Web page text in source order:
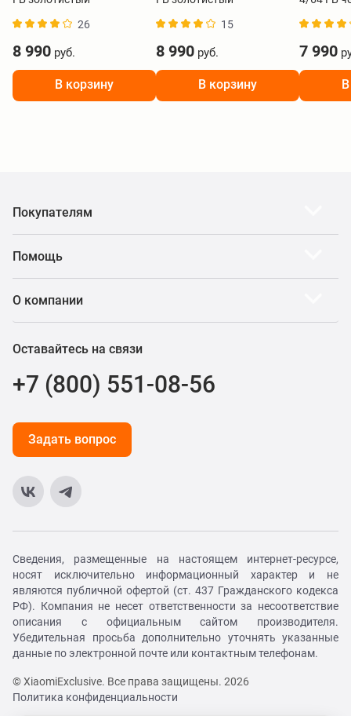
26
8 990 руб.
В корзину
15
8 990 руб.
В корзину
7 990
Покупателям
Помощь
О компании
Оставайтесь на связи
+7 (800) 551-08-56
Задать вопрос
Сведения, размещенные на настоящем интернет-ресурсе,
носят исключительно информационный характер и не
являются публичной офертой (ст. 437 Гражданского кодекса
РФ). Компания не несет ответственности за несоответствие
описания с официальным сайтом производителя.
Убедительная просьба дополнительно уточнять указанные
данные по электронной почте или контактным телефонам.
© XiaomiExclusive. Все права защищены. 2026
Политика конфиденциальности